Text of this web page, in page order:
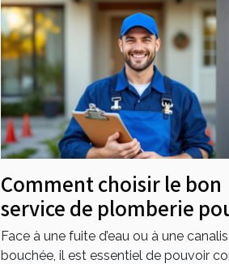
Comment choisir le bon
service de plomberie
urgences ?
Face à une fuite d’eau ou à une
bouchée, il est essentiel de pouvoir